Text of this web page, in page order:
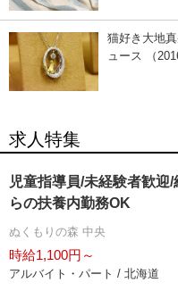
猫好き大地
ュース （
求人特集
児童指導員/未経験者歓迎
らの扶養内勤務OK
ぬくもりの森 中央
時給1,100円～
アルバイト・パート / 北海道